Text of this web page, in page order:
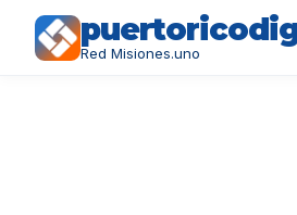
Red Misiones.uno